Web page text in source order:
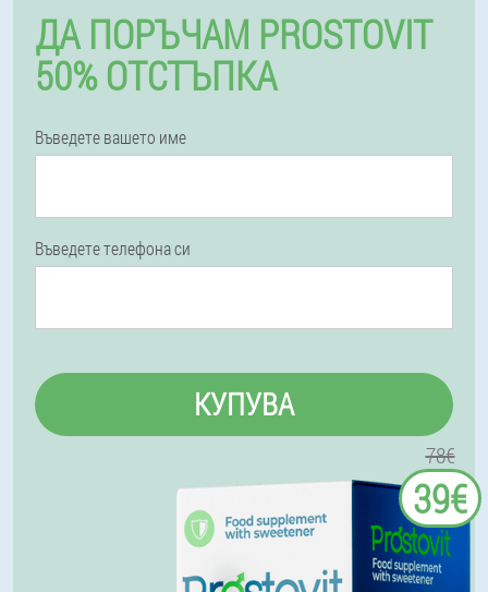
ДА ПОРЪЧАМ PROSTOVIT
50% ОТСТЪПКА
Въведете вашето име
Въведете телефона си
КУПУВА
78€
39€